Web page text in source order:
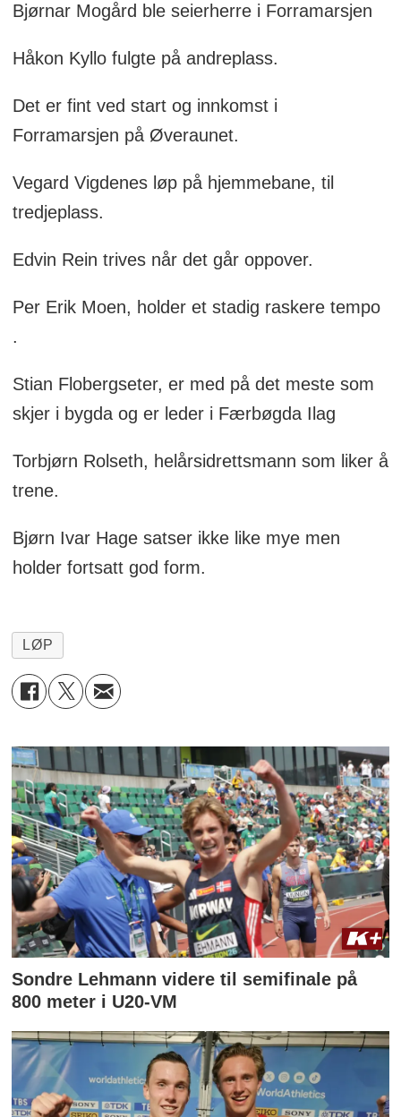
Bjørnar Mogård ble seierherre i Forramarsjen
Håkon Kyllo fulgte på andreplass.
Det er fint ved start og innkomst i
Forramarsjen på Øveraunet.
Vegard Vigdenes løp på hjemmebane, til
tredjeplass.
Edvin Rein trives når det går oppover.
Per Erik Moen, holder et stadig raskere tempo
.
Stian Flobergseter, er med på det meste som
skjer i bygda og er leder i Færbøgda Ilag
Torbjørn Rolseth, helårsidrettsmann som liker å
trene.
Bjørn Ivar Hage satser ikke like mye men
holder fortsatt god form.
LØP
Sondre Lehmann videre til semifinale på
800 meter i U20-VM